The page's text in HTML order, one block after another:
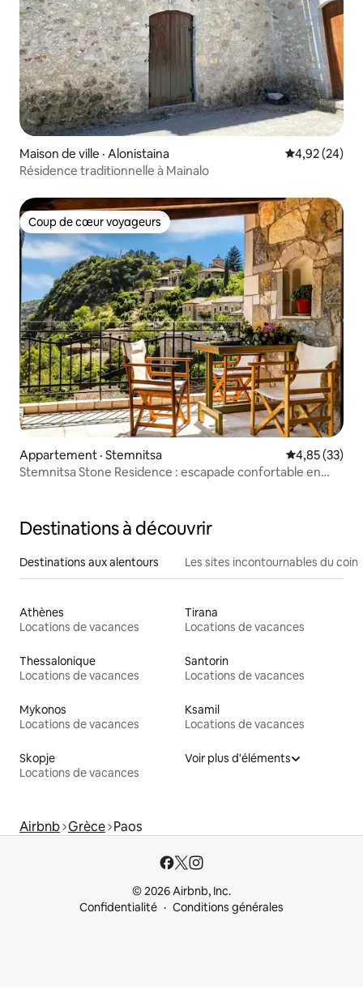
Maison de ville · Alonistaina Note
4,92 (24)
Résidence traditionnelle à Mainalo
Coup de cœur voyageurs
Coup de cœur voyageurs
Appartement · Stemnitsa Note
4,85 (33)
Stemnitsa Stone Residence : escapade confortable en
Destinations à découvrir
Destinations aux alentours Les sites incontournables du coin
Athènes
Locations de vacances
Tirana
Locations de vacances
Thessalonique
Locations de vacances
Santorin
Locations de vacances
Mykonos
Locations de vacances
Ksamil
Locations de vacances
Skopje
Locations de vacances
Voir plus d'éléments
Airbnb Grèce Paos
© 2026 Airbnb, Inc.
Confidentialité
Conditions générales